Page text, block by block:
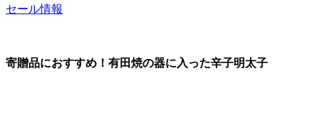
セール情報
寄贈品におすすめ！有田焼の器に入った辛子明太子